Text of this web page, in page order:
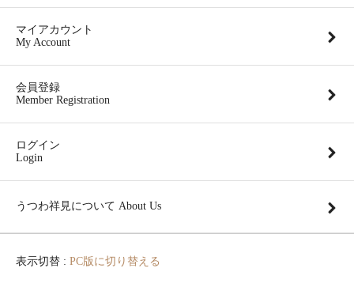
マイアカウント
My Account
会員登録
Member Registration
ログイン
Login
うつわ祥見について About Us
表示切替 : PC版に切り替える